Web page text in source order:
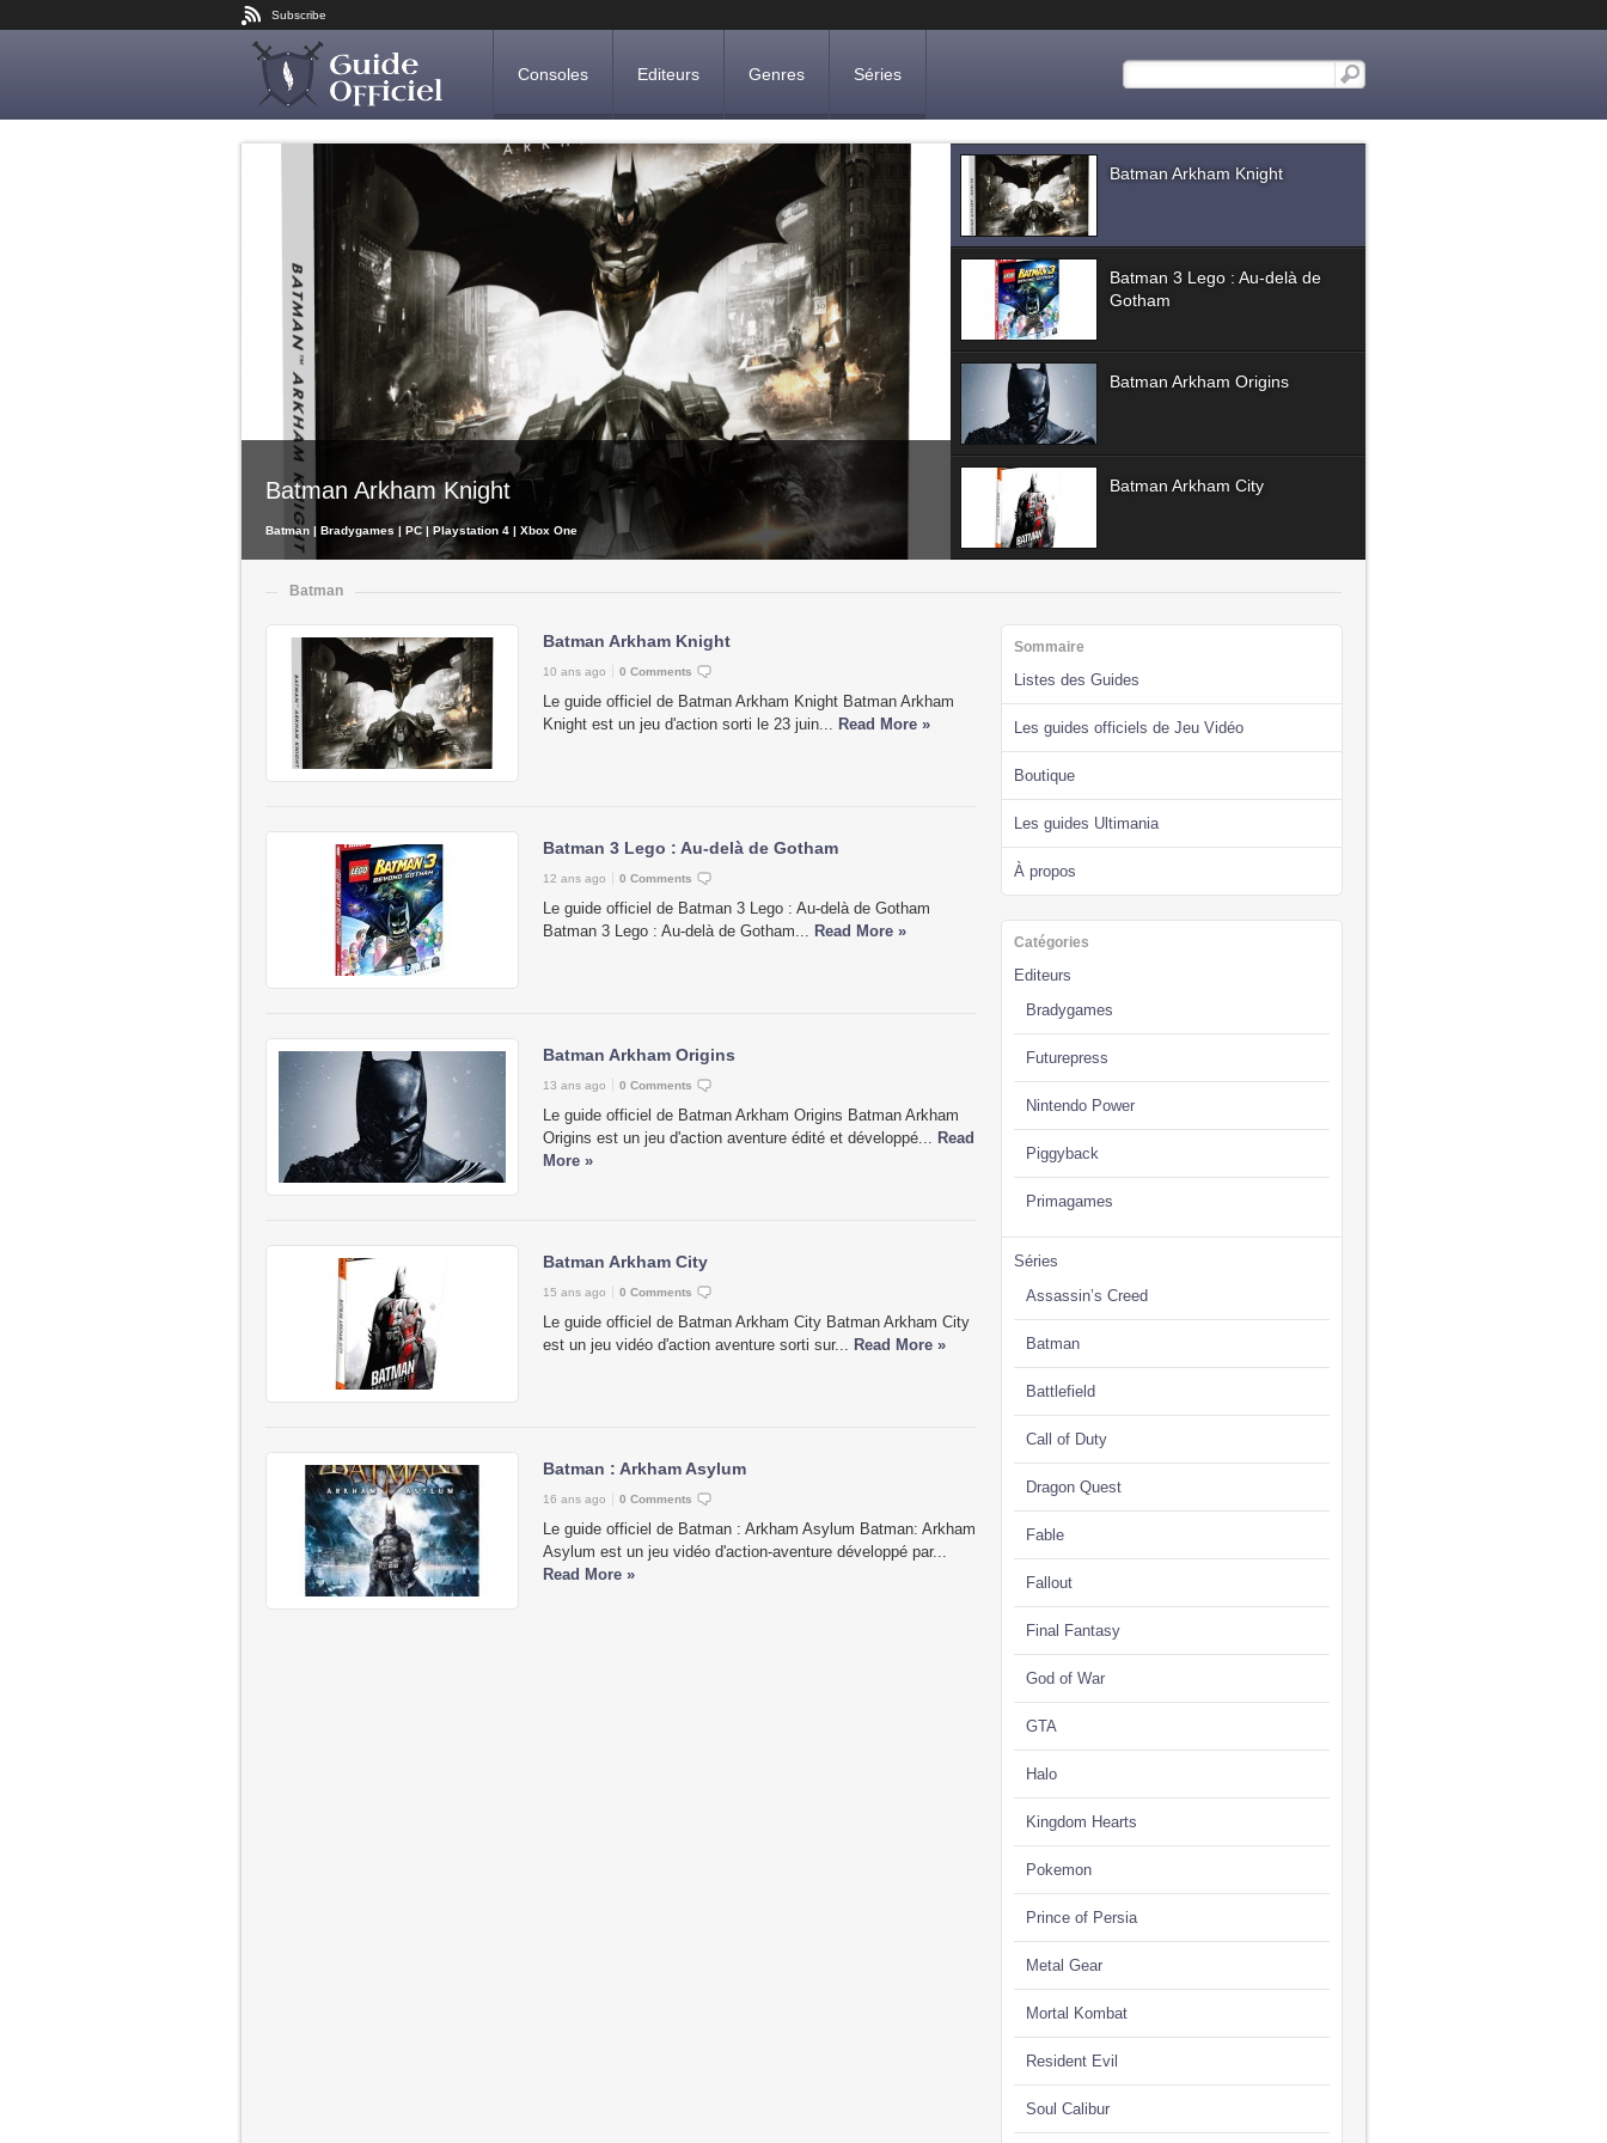
Subscribe
Consoles Editeurs Genres Séries
Batman Arkham Knight
Batman | Bradygames | PC | Playstation 4 | Xbox One
Batman Arkham Knight
Batman 3 Lego : Au-delà de
Gotham
Batman Arkham Origins
Batman Arkham City
Batman
Batman Arkham Knight
10 ans ago 0 Comments
Le guide officiel de Batman Arkham Knight Batman Arkham
Knight est un jeu d'action sorti le 23 juin... Read More »
Batman 3 Lego : Au-delà de Gotham
12 ans ago 0 Comments
Le guide officiel de Batman 3 Lego : Au-delà de Gotham
Batman 3 Lego : Au-delà de Gotham... Read More »
Batman Arkham Origins
13 ans ago 0 Comments
Le guide officiel de Batman Arkham Origins Batman Arkham
Origins est un jeu d'action aventure édité et développé... Read
More »
Batman Arkham City
15 ans ago 0 Comments
Le guide officiel de Batman Arkham City Batman Arkham City
est un jeu vidéo d'action aventure sorti sur... Read More »
Batman : Arkham Asylum
16 ans ago 0 Comments
Le guide officiel de Batman : Arkham Asylum Batman: Arkham
Asylum est un jeu vidéo d'action-aventure développé par...
Read More »
Sommaire
Listes des Guides
Les guides officiels de Jeu Vidéo
Boutique
Les guides Ultimania
À propos
Catégories
Editeurs
Bradygames
Futurepress
Nintendo Power
Piggyback
Primagames
Séries
Assassin’s Creed
Batman
Battlefield
Call of Duty
Dragon Quest
Fable
Fallout
Final Fantasy
God of War
GTA
Halo
Kingdom Hearts
Pokemon
Prince of Persia
Metal Gear
Mortal Kombat
Resident Evil
Soul Calibur